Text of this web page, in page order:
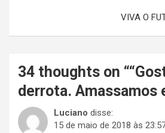
VIVA O
34 thoughts on “
derrota. Amassamos
Luciano disse:
15 de maio de 2018 às